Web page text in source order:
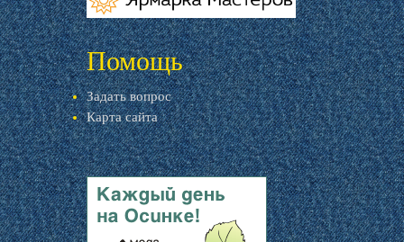
livemaster.ru
Помощь
Задать вопрос
Карта сайта